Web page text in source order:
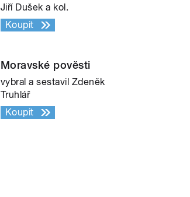
Jiří Dušek a kol.
Koupit
Moravské pověsti
vybral a sestavil Zdeněk
Truhlář
Koupit